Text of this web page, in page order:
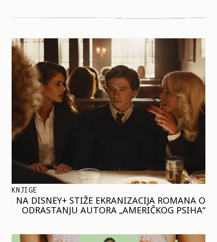
KNJIGE
NA DISNEY+ STIŽE EKRANIZACIJA ROMANA O
ODRASTANJU AUTORA „AMERIČKOG PSIHA“